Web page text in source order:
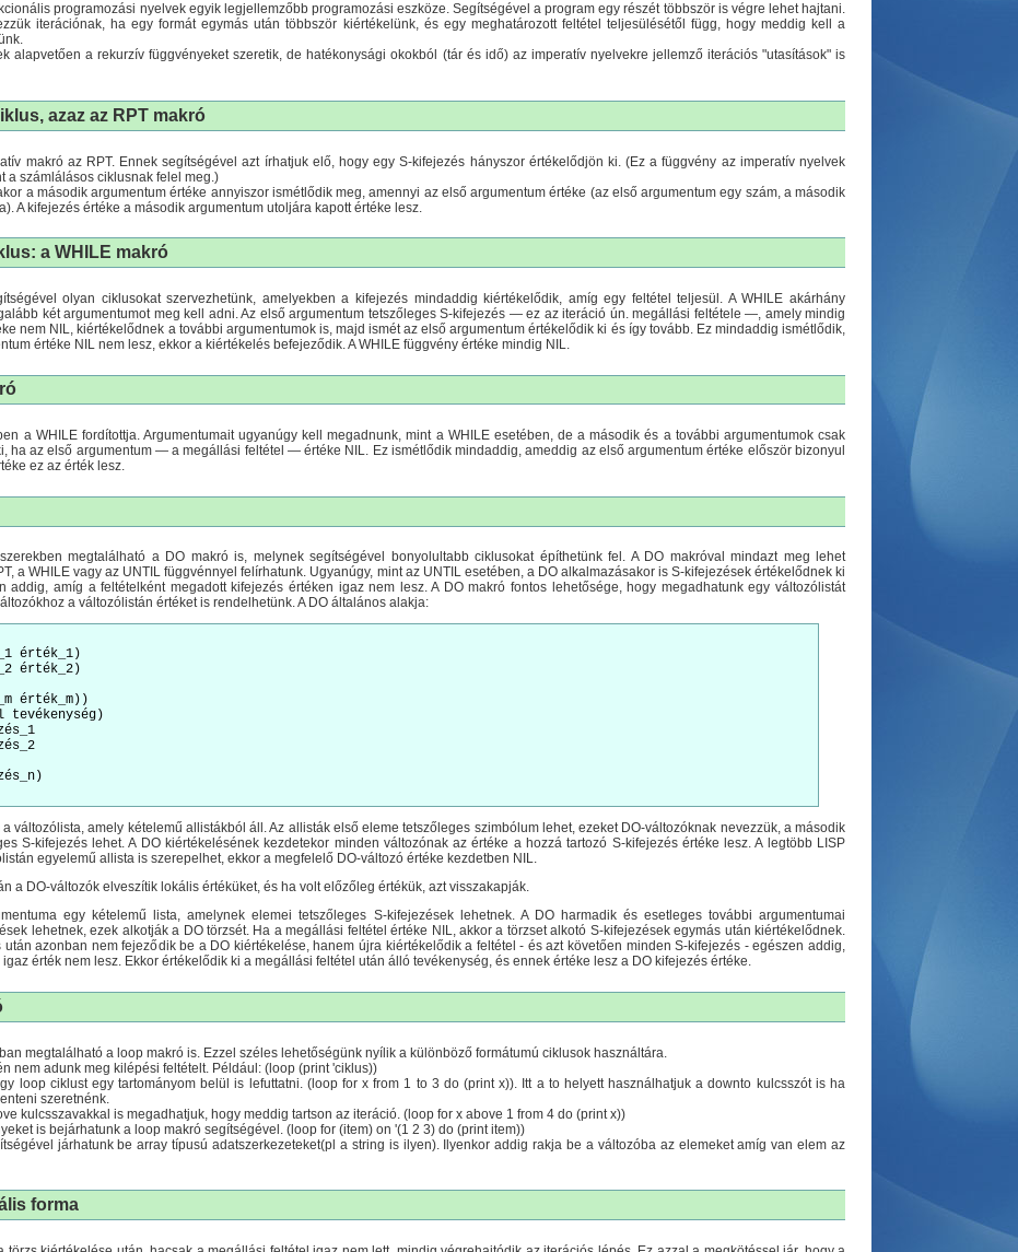
programozási nyelvek egyik legjellemzőbb programozási eszköze. Segítségével a program egy részét többször is végre lehet hajtani.
iterációnak, ha egy formát egymás után többször kiértékelünk, és egy meghatározott feltétel teljesülésétől függ, hogy meddig kell a
alapvetően a rekurzív függvényeket szeretik, de hatékonysági okokból (tár és idő) az imperatív nyelvekre jellemző iterációs "utasítások" is
azaz az RPTmakró
makró az RPT. Ennek segítségével azt írhatjuk elő, hogy egy S-kifejezés hányszor értékelődjön ki. (Ez a függvény az imperatív nyelvek
a számlálásos ciklusnak felel meg.)
a második argumentum értéke annyiszor ismétlődik meg, amennyi az első argumentum értéke (az első argumentum egy szám, a második
A kifejezés értéke a második argumentum utoljára kapott értéke lesz.
a WHILE makró
olyan ciklusokat szervezhetünk, amelyekben a kifejezés mindaddig kiértékelődik, amíg egy feltétel teljesül. A WHILE akárhány
két argumentumot meg kell adni. Az első argumentum tetszőleges S-kifejezés — ez az iteráció ún. megállási feltétele —, amely mindig
nem NIL, kiértékelődnek a további argumentumok is, majd ismét az első argumentum értékelődik ki és így tovább. Ez mindaddig ismétlődik,
értéke NIL nem lesz, ekkor a kiértékelés befejeződik. A WHILE függvény értéke mindig NIL.
a WHILE fordítottja. Argumentumait ugyanúgy kell megadnunk, mint a WHILE esetében, de a második és a további argumentumok csak
ha az első argumentum — a megállási feltétel — értéke NIL. Ez ismétlődik mindaddig, ameddig az első argumentum értéke először bizonyul
ez az érték lesz.
megtalálható a DO makró is, melynek segítségével bonyolultabb ciklusokat építhetünk fel. A DO makróval mindazt meg lehet
a WHILE vagy az UNTIL függvénnyel felírhatunk. Ugyanúgy, mint az UNTIL esetében, a DO alkalmazásakor is S-kifejezések értékelődnek ki
addig, amíg a feltételként megadott kifejezés értéken igaz nem lesz. A DO makró fontos lehetősége, hogy megadhatunk egy változólistát
a változólistán értéket is rendelhetünk. A DO általános alakja:
érték_1)
érték_2)
érték_m))
tevékenység)
változólista, amely kételemű allistákból áll. Az allisták első eleme tetszőleges szimbólum lehet, ezeket DO-változóknak nevezzük, a második
S-kifejezés lehet. A DO kiértékelésének kezdetekor minden változónak az értéke a hozzá tartozó S-kifejezés értéke lesz. A legtöbb LISP
egyelemű allista is szerepelhet, ekkor a megfelelő DO-változó értéke kezdetben NIL.
a DO-változók elveszítik lokális értéküket, és ha volt előzőleg értékük, azt visszakapják.
egy kételemű lista, amelynek elemei tetszőleges S-kifejezések lehetnek. A DO harmadik és esetleges további argumentumai
lehetnek, ezek alkotják a DO törzsét. Ha a megállási feltétel értéke NIL, akkor a törzset alkotó S-kifejezések egymás után kiértékelődnek.
után azonban nem fejeződik be a DO kiértékelése, hanem újra kiértékelődik a feltétel - és azt követően minden S-kifejezés - egészen addig,
érték nem lesz. Ekkor értékelődik ki a megállási feltétel után álló tevékenység, és ennek értéke lesz a DO kifejezés értéke.
megtalálható a loop makró is. Ezzel széles lehetőségünk nyílik a különböző formátumú ciklusok használtára.
nem adunk meg kilépési feltételt. Például: (loop (print 'ciklus))
loop ciklust egy tartományom belül is lefuttatni. (loop for x from 1 to 3 do (print x)). Itt a to helyett használhatjuk a downto kulcsszót is ha
szeretnénk.
kulcsszavakkal is megadhatjuk, hogy meddig tartson az iteráció. (loop for x above 1 from 4 do (print x))
is bejárhatunk a loop makró segítségével. (loop for (item) on '(1 2 3) do (print item))
járhatunk be array típusú adatszerkezeteket(pl a string is ilyen). Ilyenkor addig rakja be a változóba az elemeket amíg van elem az
forma